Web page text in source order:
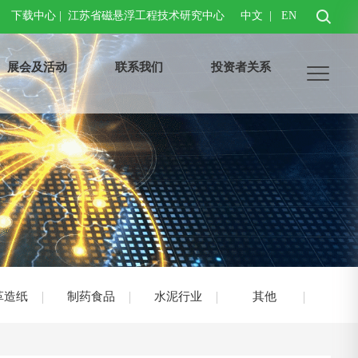
下载中心| 江苏省磁悬浮工程技术研究中心 中文 EN
展会及活动 联系我们 投资者关系
造纸 制药食品 水泥行业 其他